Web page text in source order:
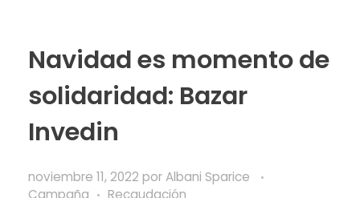
Navidad es momento de
solidaridad: Bazar
Invedin
noviembre 11, 2022 porAlbani Sparice
Campaña
Recaudación